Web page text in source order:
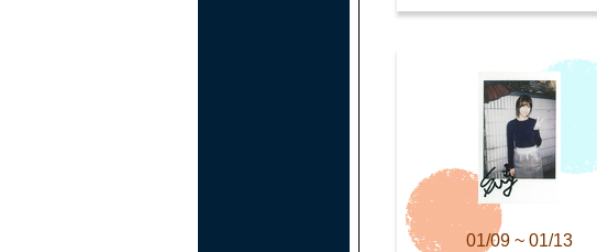
01/09 ~ 01/13